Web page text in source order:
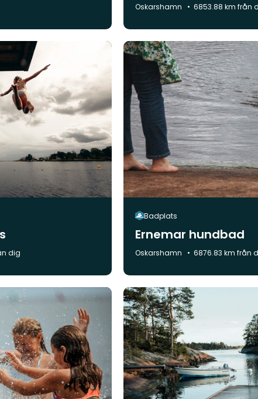
Kommun:
Oskarshamn 6853.88 km från
dig
Badplats
Ernemar hundbad
Kommun:
Oskarshamn 6876.83 km från